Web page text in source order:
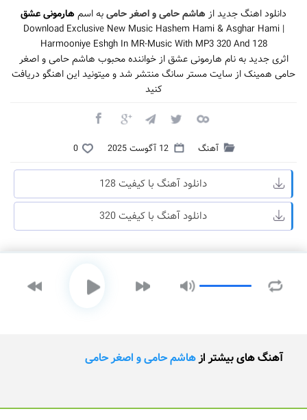
دانلود اهنگ جدید از هاشم حامی و اصغر حامیبه اسم هارمونی عشق
Download Exclusive New Music Hashem Hami & Asghar Hami |
Harmooniye Eshgh In MR-Music With MP3 320 And 128
اثری جدید به نام هارمونی عشق از خواننده محبوب هاشم حامی و اصغر
حامی همینک از سایت مستر سانگ منتشر شد و میتونید این اهنگو دریافت
کنید
آهنگ 12 آگوست 2025 0
دانلود آهنگ با کیفیت 128
دانلود آهنگ با کیفیت 320
آهنگ های بیشتر ازهاشم حامی و اصغر حامی